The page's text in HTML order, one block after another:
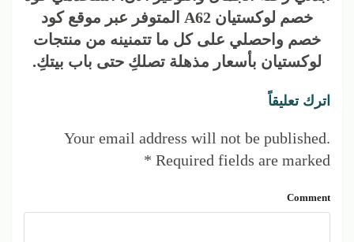
خصم لوكستيان A62 المتوفر عبر موقع كود
خصم واحصلي على كل ما تتمنينه من منتجات
لوكستيان بأسعار مذهلة تصلكِ حتى باب بيتكِ.
اترك تعليقاً
Your email address will not be published.
Required fields are marked
*
Comment